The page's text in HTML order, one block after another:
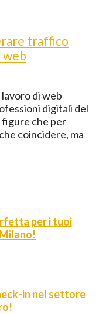
traffico
di web
digitali del
che per
coincidere, ma
per i tuoi
in nel settore